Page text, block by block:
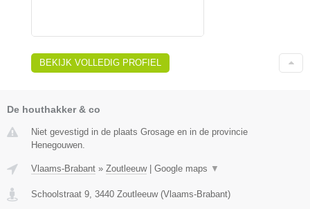
BEKIJK VOLLEDIG PROFIEL
De houthakker & co
Niet gevestigd in de plaats Grosage en in de provincie
Henegouwen.
Vlaams-Brabant » Zoutleeuw| Google maps ▼
Schoolstraat 9, 3440 Zoutleeuw(Vlaams-Brabant)